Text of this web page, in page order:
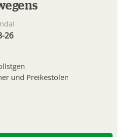
26
und Preikestolen